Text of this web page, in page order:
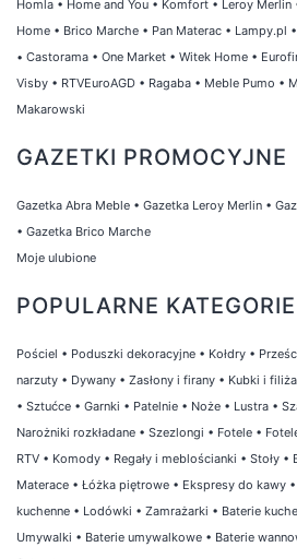
Homla • Home and You • Komfort • Leroy Merlin
Home • Brico Marche • Pan Materac • Lampy.pl •
• Castorama • One Market • Witek Home •
Visby • RTVEuroAGD • Ragaba • Meble Pumo •
Makarowski
GAZETKI PROMOCYJNE
Gazetka Abra Meble • Gazetka Leroy Merlin •
• Gazetka Brico Marche
Moje ulubione
POPULARNE KATEGORIE
Pościel • Poduszki dekoracyjne • Kołdry •
narzuty • Dywany • Zasłony i firany • Kubki i
• Sztućce • Garnki • Patelnie • Noże • Lustra •
Narożniki rozkładane • Szezlongi • Fotele •
RTV • Komody • Regały i meblościanki • Stoły •
Materace • Łóżka piętrowe • Ekspresy do kawy •
kuchenne • Lodówki • Zamrażarki • Baterie
Umywalki • Baterie umywalkowe • Baterie